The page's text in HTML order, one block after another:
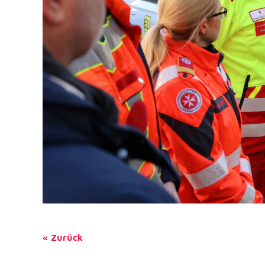
Zurück
Name: NID
Google LLC
Zweck: Einbinden von interaktiven Google
Cookie Laufzeit: 6 Monate